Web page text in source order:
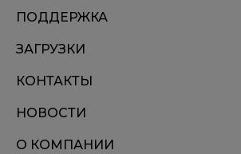
ПОДДЕРЖКА
ЗАГРУЗКИ
КОНТАКТЫ
НОВОСТИ
О КОМПАНИИ